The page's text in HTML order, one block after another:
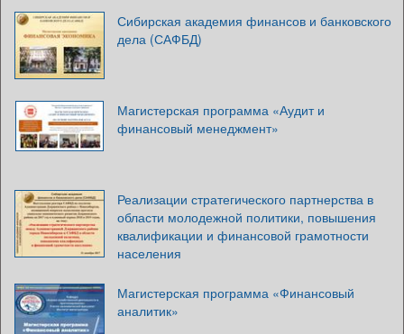
Сибирская академия финансов и банковского
дела (САФБД)
Магистерская программа «Аудит и
финансовый менеджмент»
Реализации стратегического партнерства в
области молодежной политики, повышения
квалификации и финансовой грамотности
населения
Магистерская программа «Финансовый
аналитик»